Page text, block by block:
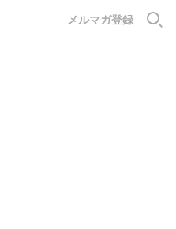
メルマガ登録